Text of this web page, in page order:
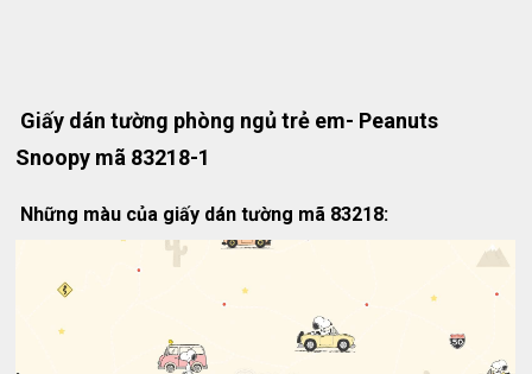
Giấy dán tường phòng ngủ trẻ em- Peanuts
Snoopy mã 83218-1
Những màu của giấy dán tường mã 83218: